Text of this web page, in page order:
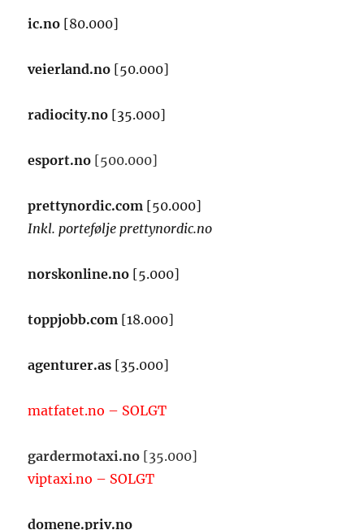
ic.no [80.000]
veierland.no [50.000]
radiocity.no [35.000]
esport.no [500.000]
prettynordic.com [50.000]
Inkl. portefølje prettynordic.no
norskonline.no [5.000]
toppjobb.com [18.000]
agenturer.as [35.000]
matfatet.no – SOLGT
gardermotaxi.no [35.000]
viptaxi.no – SOLGT
domene.priv.no